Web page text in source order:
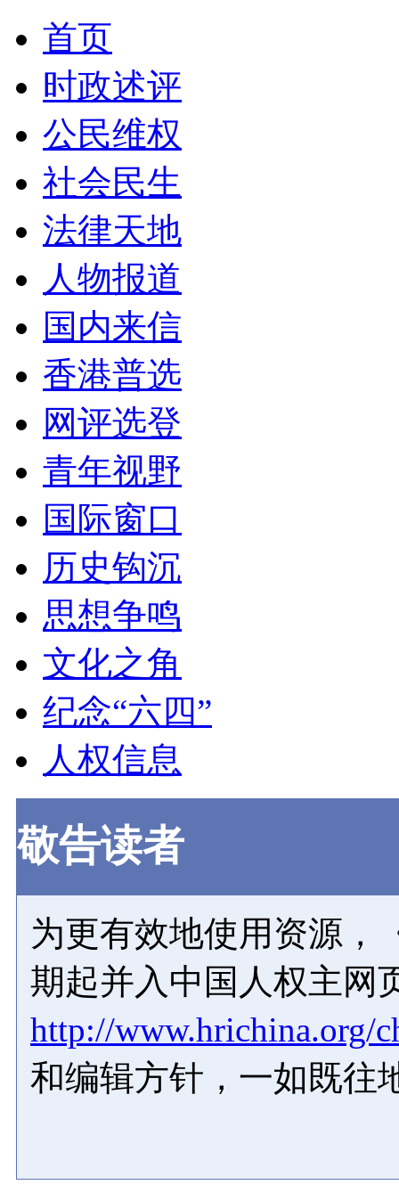
首页
时政述评
公民维权
社会民生
法律天地
人物报道
国内来信
香港普选
网评选登
青年视野
国际窗口
历史钩沉
思想争鸣
文化之角
纪念“六四”
人权信息
敬告读者
为更有效地使用资源，
期起并入中国人权主网
http://www.hrichina.org/
和编辑方针，一如既往